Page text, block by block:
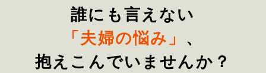
誰にも言えない
「夫婦の悩み」 、
抱えこんでいませんか？